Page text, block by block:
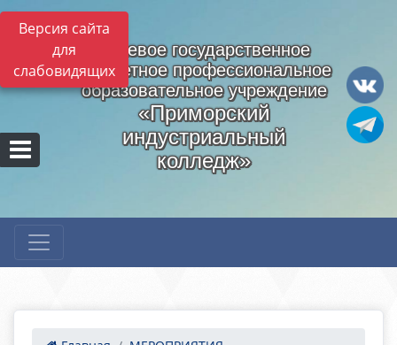
Версия сайта
для
слабовидящих
Краевое государственное
бюджетное профессиональное
образовательное учреждение
«Приморский
индустриальный
колледж»